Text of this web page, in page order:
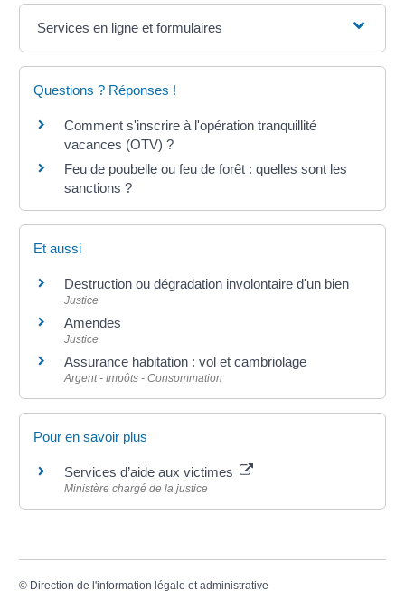
Services en ligne et formulaires
Questions ? Réponses !
Comment s'inscrire à l'opération tranquillité
vacances (OTV) ?
Feu de poubelle ou feu de forêt : quelles sont les
sanctions ?
Et aussi
Destruction ou dégradation involontaire d'un bien
Justice
Amendes
Justice
Assurance habitation : vol et cambriolage
Argent - Impôts - Consommation
Pour en savoir plus
Services d’aide aux victimes
Ministère chargé de la justice
© Direction de l'information légale et administrative